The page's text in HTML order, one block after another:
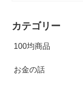
カテゴリー
100均商品
お金の話